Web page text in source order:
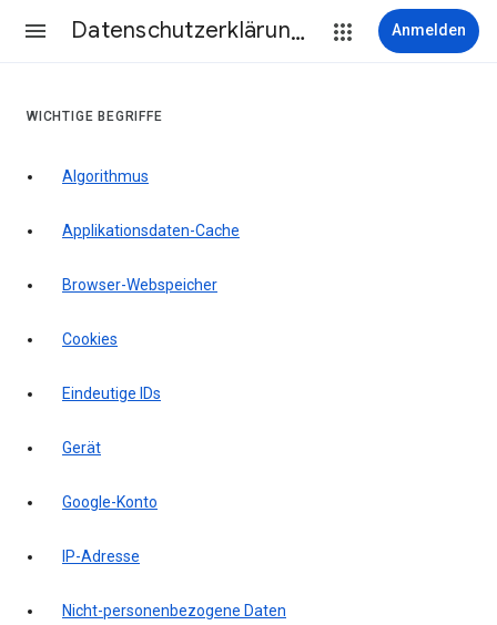
Datenschutzerklärung & Nutzungsbedingungen Anmelden
WICHTIGE BEGRIFFE
Algorithmus
Applikationsdaten-Cache
Browser-Webspeicher
Cookies
Eindeutige IDs
Gerät
Google-Konto
IP-Adresse
Nicht-personenbezogene Daten